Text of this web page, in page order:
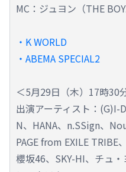
MC：ジュヨン（THE
・K WORLD
・ABEMA SPECIAL2
＜5月29日（木）17時30
出演アーティスト：(G)I-
N、HANA、n.SSign、
PAGE from EXILE TRIBE
櫻坂46、SKY-HI、チュ